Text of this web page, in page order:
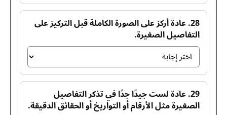
28. عادة أركز على الصورة الكاملة قبل التركيز على
التفاصيل الصغيرة.
29. عادة لست جيدًا جدًا في تذكر التفاصيل
الصغيرة مثل الأرقام أو التواريخ أو الحقائق الدقيقة.